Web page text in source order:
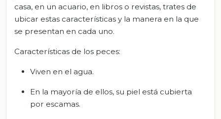
casa, en un acuario, en libros o revistas, trates de
ubicar estas características y la manera en la que
se presentan en cada uno.
Características de los peces:
Viven en el agua.
En la mayoría de ellos, su piel está cubierta
por escamas.